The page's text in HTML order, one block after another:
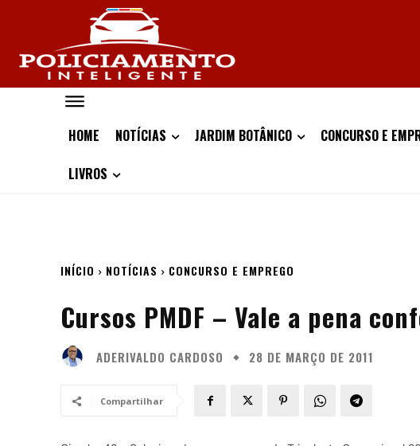
HOME NOTÍCIAS JARDIM BOTÂNICO CONCURSO E
LIVROS
INÍCIO NOTÍCIAS CONCURSO E EMPREGO
Cursos PMDF – Vale a pena
ADERIVALDO CARDOSO 28 DE MARÇO DE 2011
Compartilhar